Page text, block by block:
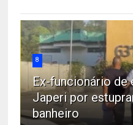
8
Ex-funcionário de
Japeri por
banheiro